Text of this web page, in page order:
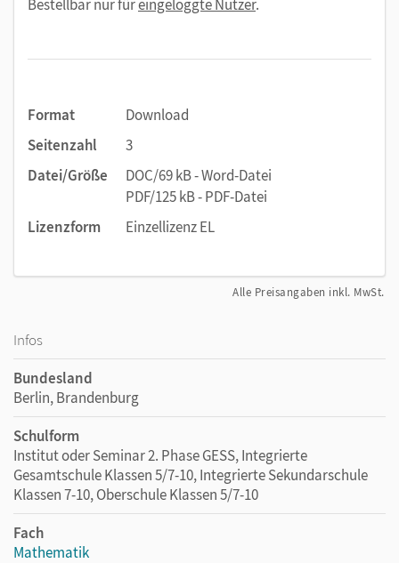
Bestellbar nur füreingeloggte Nutzer.
Format
Download
Seitenzahl
3
Datei/Größe
DOC/69 kB - Word-Datei
PDF/125 kB - PDF-Datei
Lizenzform
Einzellizenz EL
Alle Preisangaben inkl. MwSt.
Infos
Bundesland
Berlin, Brandenburg
Schulform
Institut oder Seminar 2. Phase GESS, Integrierte
Gesamtschule Klassen 5/7-10, Integrierte Sekundarschule
Klassen 7-10, Oberschule Klassen 5/7-10
Fach
Mathematik